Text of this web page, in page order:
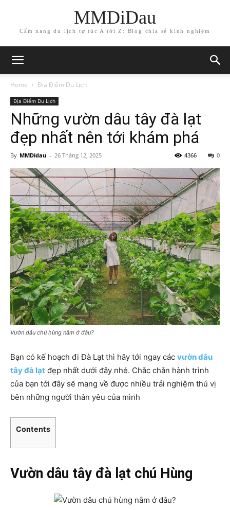
MMDiDau
Cẩm nang du lịch tự túc A tới Z: Blog chia sẻ kinh nghiệm
Home Địa Điểm Du Lịch
Địa Điểm Du Lịch
Những vườn dâu tây đà lạt
đẹp nhất nên tới khám phá
By MMDidau - 26 Tháng 12, 2025 0
4366
Vườn dâu chú hùng nằm ở đâu?
Bạn có kế hoạch đi Đà Lạt thì hãy tới ngay các vườn dâu
tây đà lạt đẹp nhất dưới đây nhé. Chắc chắn hành trình
của bạn tới đây sẽ mang về được nhiều trải nghiệm thú vị
bên những người thân yêu của mình
Contents
Vườn dâu tây đà lạt chú Hùng